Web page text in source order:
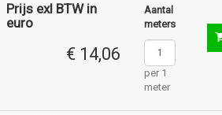
Prijs exl BTW in
euro
€ 14,06
Aantal
meters
per 1
meter